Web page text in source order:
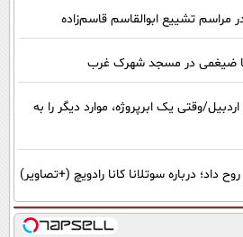
تشییع ابوالقاسم قاسم‌زاده
ضیغمی در مسجد شهرک غرب
وقتی یک ابرپروژه، موارد دیگر را به
داد؛ درباره سوتلانا کانا رادویچ (+تصاویر)